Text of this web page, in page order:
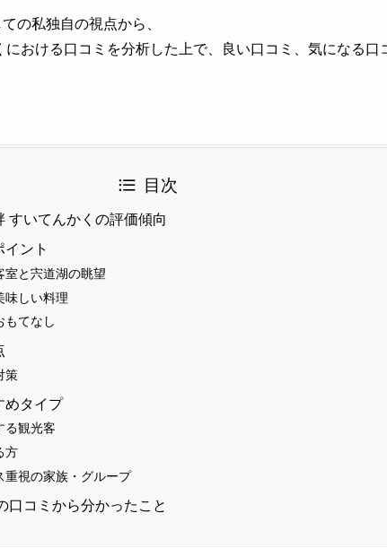
の私独自の視点から、
おける口コミを分析した上で、良い口コミ、気になる口
目次
すいてんかくの評価傾向
ント
室と宍道湖の眺望
味しい料理
もてなし
策
めタイプ
る観光客
方
重視の家族・グループ
口コミから分かったこと